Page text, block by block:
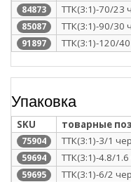
84873 ТТК(3:1)-70/23
85087 ТТК(3:1)-90/30
91897 ТТК(3:1)-120/
Упаковка
SKU товарные
75904 ТТК(3:1)-3/1
59694 ТТК(3:1)-4.8/
59695 ТТК(3:1)-6/2